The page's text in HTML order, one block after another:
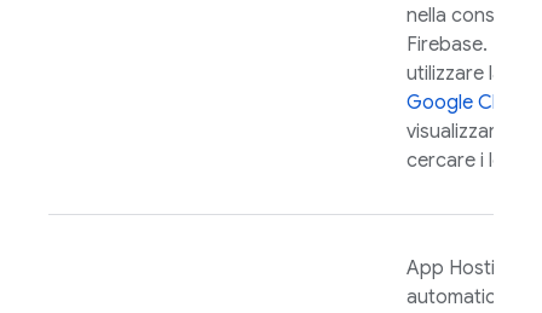
nella console
Firebase. Puoi
utilizzare la
Google Cloud
visualizzare e
cercare i log.
App Hosting